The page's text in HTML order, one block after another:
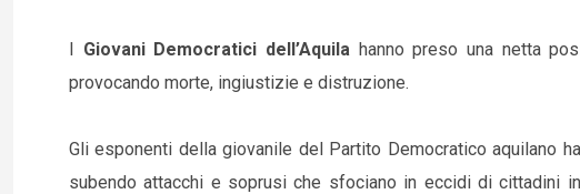
I Giovani Democratici dell’Aquila hanno preso una netta
provocando morte, ingiustizie e distruzione.
Gli esponenti della giovanile del Partito Democratico aquilano
subendo attacchi e soprusi che sfociano in eccidi di cittadini